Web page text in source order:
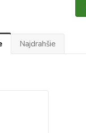
Najdrahšie